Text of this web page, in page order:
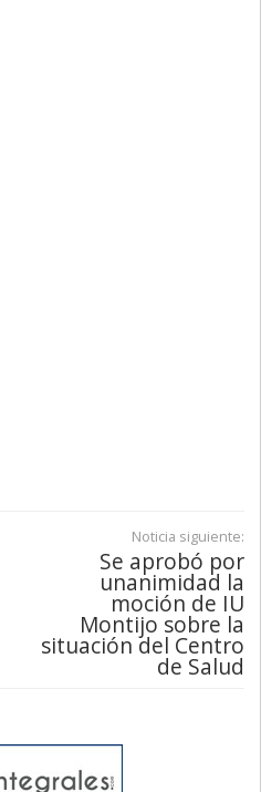
Noticia siguiente:
Se aprobó por
unanimidad la
moción de IU
Montijo sobre la
situación del Centro
de Salud